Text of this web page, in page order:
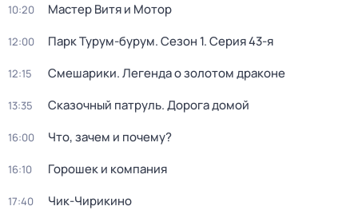
10:20 Мастер Витя и Мотор
12:00 Парк Турум-бурум. Сезон 1. Серия 43-я
12:15 Смешарики. Легенда о золотом драконе
13:35 Сказочный патруль. Дорога домой
16:00 Что, зачем и почему?
16:10 Горошек и компания
17:40 Чик-Чирикино